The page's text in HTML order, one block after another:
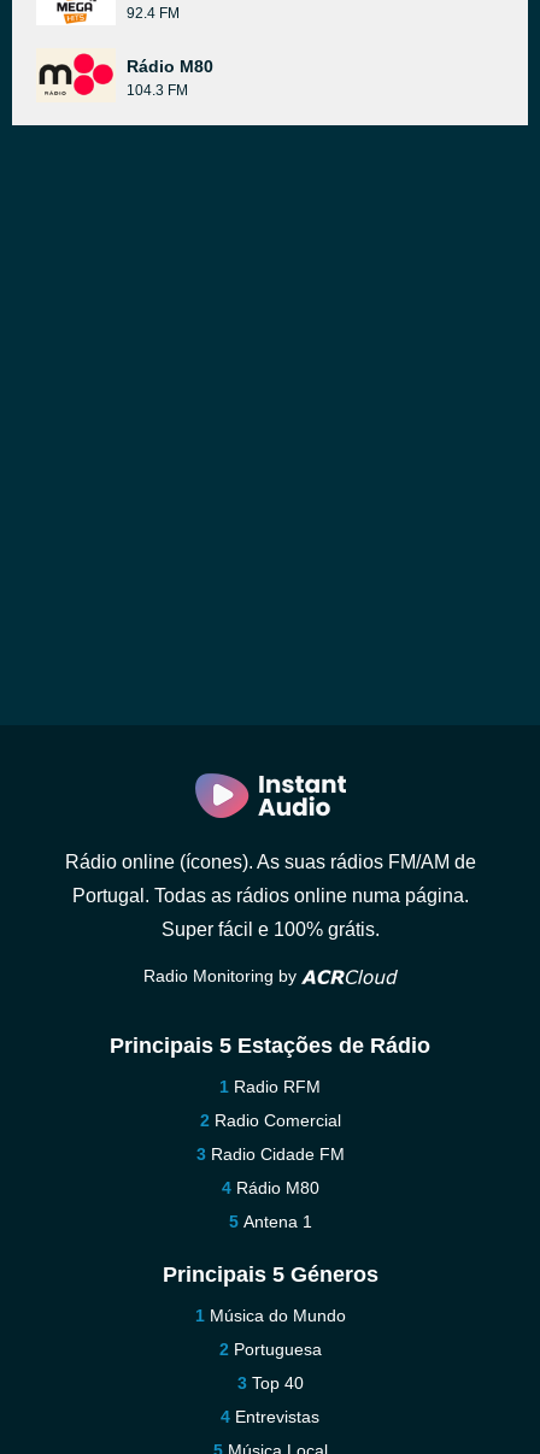
92.4 FM
Rádio M80
104.3 FM
Rádio online (ícones). As suas rádios FM/AM de
Portugal. Todas as rádios online numa página.
Super fácil e 100% grátis.
Radio Monitoring by
Principais 5 Estações de Rádio
Radio RFM
Radio Comercial
Radio Cidade FM
Rádio M80
Antena 1
Principais 5 Géneros
Música do Mundo
Portuguesa
Top 40
Entrevistas